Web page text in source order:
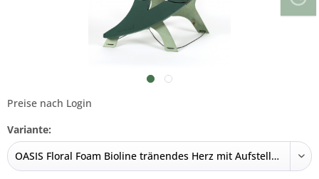
Preise nach Login
Variante: